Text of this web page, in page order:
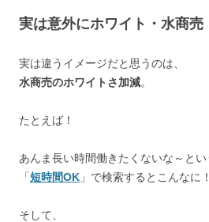
実は意外にホワイト・水商売
実は違うイメージだと思うのは、
水商売のホワイトさ加減。
たとえば！
あんま長い時間働きたくないな～とい
「短時間OK 」で検索するとこんなに
そして、